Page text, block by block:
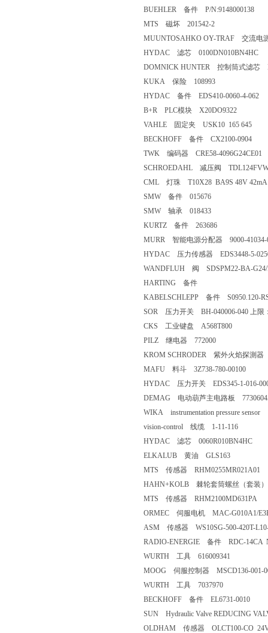
BUEHLER 备件 P/N:9148000138
MTS 磁坏 201542-2
MUUNTOSAHKO OY-TRAF 交流电
HYDAC 滤芯 0100DN010BN4HC
DOMNICK HUNTER 控制筒式滤芯
KUKA 保险 108993
HYDAC 备件 EDS410-0060-4-062
B+R PLC模块 X20DO9322
VAHLE 固定夹 USK10 165 645
BECKHOFF 备件 CX2100-0904
TWK 编码器 CRE58-4096G24CE01
SCHROEDAHL 减压阀
CML 灯珠 T10X28 BA9S 48V 42mA
SMW 备件 015676
SMW 轴承 018433
KURTZ 备件 263686
MURR 智能电源分配器 9000-41034-
HYDAC 压力传感器 EDS3448-5-
WANDFLUH 阀 SDSPM22-BA-G24/
HARTING 备件
KABELSCHLEPP 备件 S0950.120-
SOR 压力开关 BH-040006-040 上限
CKS 工业键盘 A568T800
PILZ 继电器 772000
KROM SCHRODER 紫外火焰探測
MAFU 料斗 3Z738-780-00100
HYDAC 压力开关 EDS345-1-016-
DEMAG 电动葫芦主电路板
WIKA instrumentation pressure sensor
vision-control 线缆 1-11-116
HYDAC 滤芯 0060R010BN4HC
ELKALUB 黄油 GLS163
MTS 传感器 RHM0255MR021A01
HAHN+KOLB 棘轮套筒螺丝（套装
MTS 传感器 RHM2100MD631PA
ORMEC 伺服电机 MAC-G010A1/
ASM 传感器 WS10SG-500-420T-
RADIO-ENERGIE 备件 RDC-14CA
WURTH 工具 616009341
MOOG 伺服控制器 MSCD136-001-
WURTH 工具 7037970
BECKHOFF 备件 EL6731-0010
SUN Hydraulic Valve REDUCING
OLDHAM 传感器 OLCT100-CO